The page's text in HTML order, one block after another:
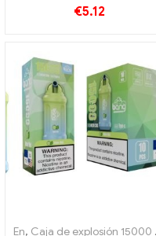
melocotones y frutos rojos
€5.12
En, Caja de explosión 15000 Soplo